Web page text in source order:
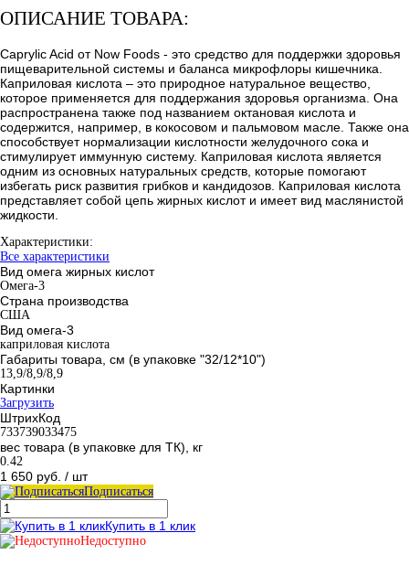
ОПИСАНИЕ ТОВАРА:
Caprylic Acid от Now Foods - это средство для поддержки здоровья
пищеварительной системы и баланса микрофлоры кишечника.
Каприловая кислота – это природное натуральное вещество,
которое применяется для поддержания здоровья организма. Она
распространена также под названием октановая кислота и
содержится, например, в кокосовом и пальмовом масле. Также она
способствует нормализации кислотности желудочного сока и
стимулирует иммунную систему. Каприловая кислота является
одним из основных натуральных средств, которые помогают
избегать риск развития грибков и кандидозов. Каприловая кислота
представляет собой цепь жирных кислот и имеет вид маслянистой
жидкости.
Характеристики:
Все характеристики
Вид омега жирных кислот
Омега-3
Страна производства
США
Вид омега-3
каприловая кислота
Габариты товара, см (в упаковке "32/12*10")
13,9/8,9/8,9
Картинки
Загрузить
ШтрихКод
733739033475
вес товара (в упаковке для ТК), кг
0.42
1 650 руб. / шт
Подписаться
Купить в 1 клик
Недоступно